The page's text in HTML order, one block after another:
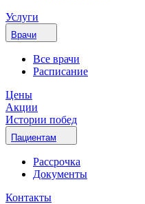
Услуги
Врачи
Все врачи
Расписание
Цены
Акции
Истории побед
Пациентам
Рассрочка
Документы
Контакты